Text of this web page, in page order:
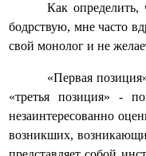
Как определить,
бодрствую, мне часто
свой монолог и не
«Первая
«третья позиция» -
незаинтересованно
возникших,